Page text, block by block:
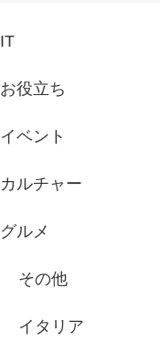
IT
お役立ち
イベント
カルチャー
グルメ
その他
イタリア